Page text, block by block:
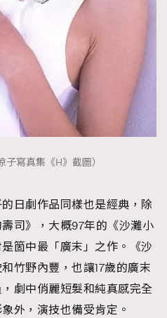
子寫真集《H》截圖）
日劇作品同樣也是經典，除
司》，大概97年的《沙灘小
箇中最「廣末」之作。《沙
竹野內豐，也讓17歲的廣末
劇中俏麗短髮和純真感完全
外，演技也備受肯定。